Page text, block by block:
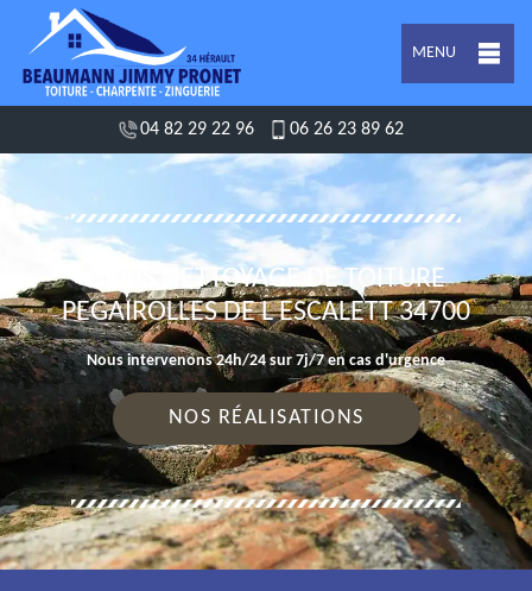
MENU
04 82 29 22 96 06 26 23 89 62
DEVIS NETTOYAGE DE TOITURE
PEGAIROLLES DE L ESCALETT 34700
Nous intervenons 24h/24 sur 7j/7 en cas d'urgence
NOS RÉALISATIONS